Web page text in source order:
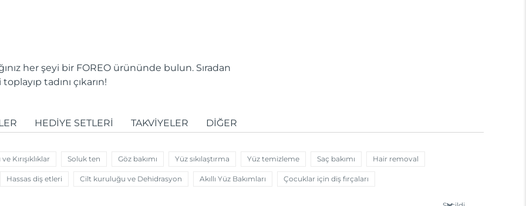
her şeyi bir FOREO ürününde bulun. Sıradan
tadını çıkarın!
HEDIYE SETLERI TAKVIYELER DIĞER
Kırışıklıklar Soluk ten Göz bakımı Yüz sıkılaştırma Yüz temizleme Saç bakımı Hair removal
Hassas diş etleri Cilt kuruluğu ve Dehidrasyon Akıllı Yüz Bakımları Çocuklar için diş fırçaları